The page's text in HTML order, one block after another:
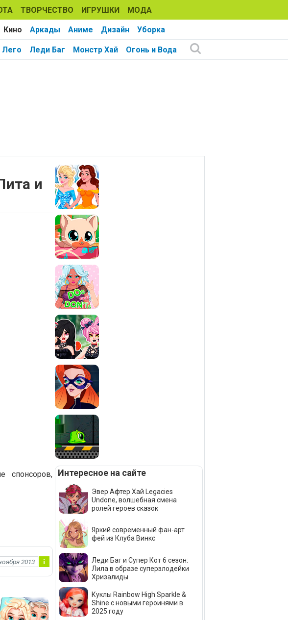
ТВОРЧЕСТВО ИГРУШКИ МОДА
Кино Аркады Аниме Дизайн Уборка
Лего Леди Баг Монстр Хай Огонь и Вода
и
спонсоров,
ац
ия
к
2013
Интересное на сайте
Эвер Афтер Хай Legacies
Undone, волшебная смена
ролей героев сказок
Яркий современный фан-арт
фей из Клуба Винкс
Леди Баг и Супер Кот 6 сезон:
Лила в образе суперзлодейки
Хризалиды
Куклы Rainbow High Sparkle &
Shine с новыми героинями в
2025 году